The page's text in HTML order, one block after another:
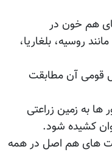
هم خون در
روسیه، بلغاریا،
قومی آن مطابقت
به زمین زراعتی
کشیده شود.
های هم اصل در همه